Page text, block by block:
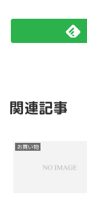
関連記事
お買い物